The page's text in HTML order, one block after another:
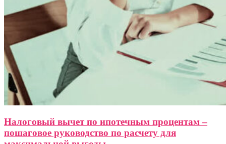
Налоговый вычет по ипотечным процентам –
пошаговое руководство по расчету для